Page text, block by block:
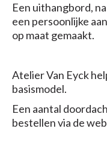
Een uithangbord,
een persoonlijke
op maat gemaakt.
Atelier Van Eyck
basismodel.
Een aantal
bestellen via de